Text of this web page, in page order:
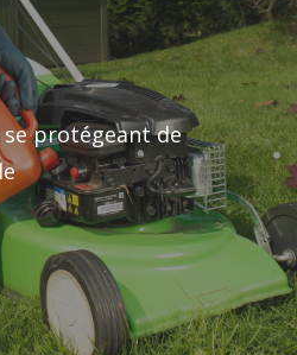
protégeant de